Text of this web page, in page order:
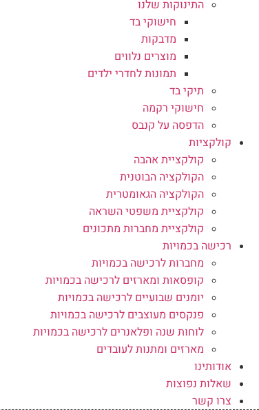
התינוקות שלנו
חישוקי בד
מדבקות
מוצרים נלווים
תמונות לחדרי ילדים
תיקי בד
חישוקי רקמה
הדפסה על קנבס
קולקציות
קולקציית אהבה
הקולקציה הבוטנית
הקולקציה הגאומטרית
קולקציית משפטי השראה
קולקציית מחברות מתכונים
רכישה בכמויות
מחברות לרכישה בכמויות
קופסאות ומארזים לרכישה בכמויות
יומנים שבועיים לרכישה בכמויות
פנקסים מעוצבים לרכישה בכמויות
לוחות שנה ופלאנרים לרכישה בכמויות
מארזים ומתנות לעובדים
אודותינו
שאלות נפוצות
צרו קשר